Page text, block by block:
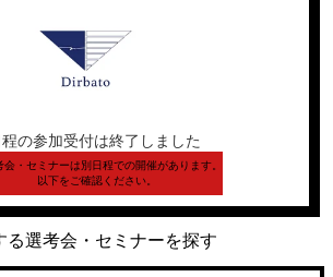
の参加受付は終了しました
会・セミナーは別日程での開催があります。
以下をご確認ください。
る選考会・セミナーを探す